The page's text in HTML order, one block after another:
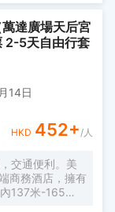
無人駕駛體驗
廣汽科技館及
設計靈感的客
客對在地文化
中西結合的漁
體驗創新融合的
們可盡情與小
的親子時光。
以及寬敞的戶
商務出行亦或
萬達廣場天后宮
2-5天自由行套
14日
HKD 452+ /人
交通便利。美
商務酒店，擁有
137米-165